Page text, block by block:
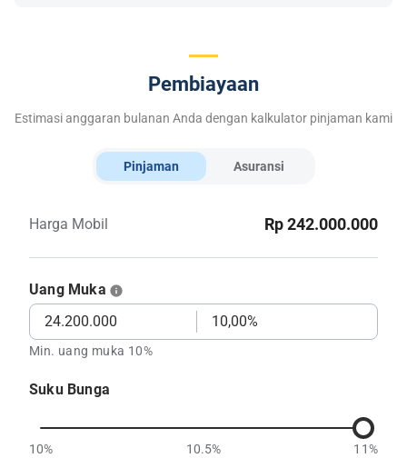
Pembiayaan
Estimasi anggaran bulanan Anda dengan kalkulator pinjaman kami
Pinjaman Asuransi
Harga Mobil Rp 242.000.000
Uang Muka
Min. uang muka 10%
Suku Bunga
10% 10.5% 11%